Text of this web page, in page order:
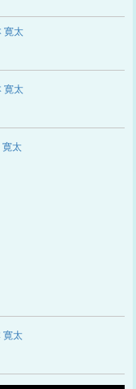
寛太
寛太
寛太
寛太